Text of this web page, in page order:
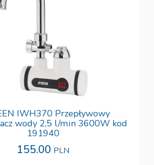
IWH370 Przepływowy
wody 2,5 l/min 3600W kod
191940
155.00 PLN